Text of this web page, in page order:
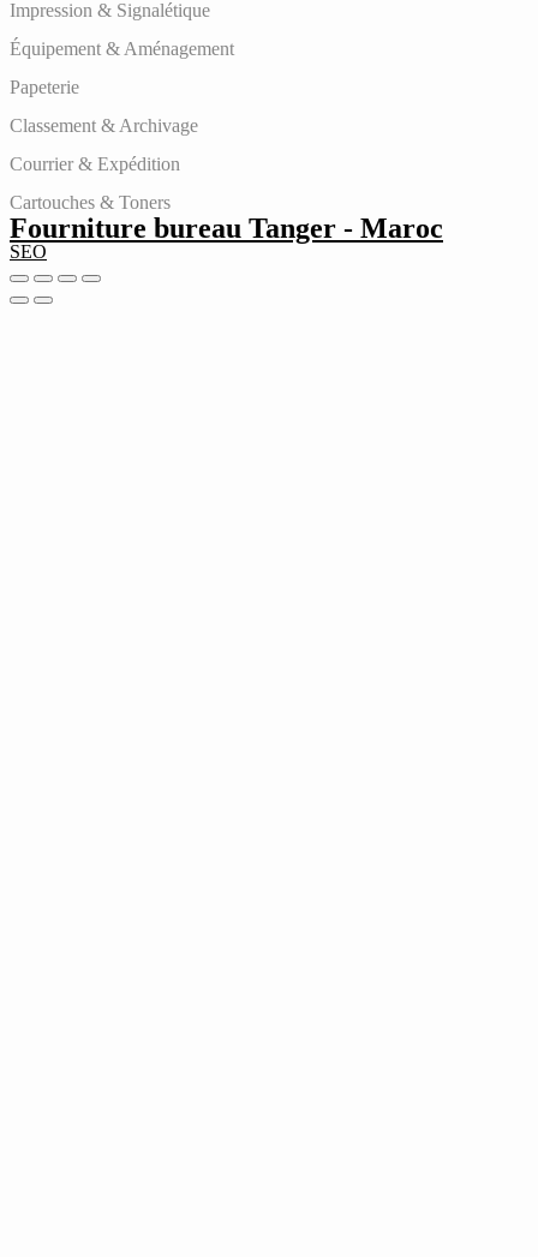
Impression & Signalétique
Équipement & Aménagement
Papeterie
Classement & Archivage
Courrier & Expédition
Cartouches & Toners
Fourniture bureau Tanger - Maroc
SEO